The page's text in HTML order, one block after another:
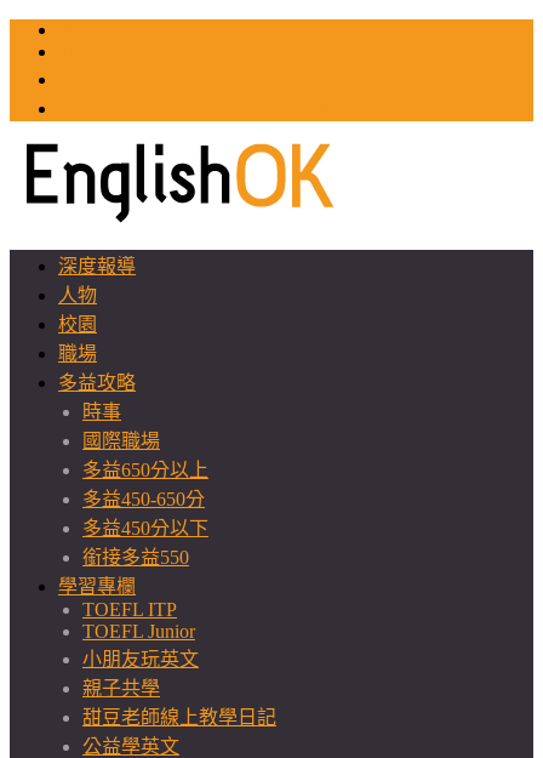
深度報導
人物
校園
職場
多益攻略
時事
國際職場
多益650分以上
多益450-650分
多益450分以下
銜接多益550
學習專欄
TOEFL ITP
TOEFL Junior
小朋友玩英文
親子共學
甜豆老師線上教學日記
公益學英文